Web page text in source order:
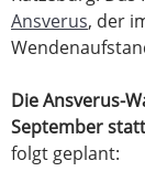
Ansverus, der
Die Ansverus-
September
folgt geplant: